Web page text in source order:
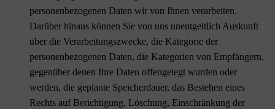
personenbezogenen Daten wir von Ihnen verarbeiten.
Darüber hinaus können Sie von uns unentgeltlich Auskunft
über die Verarbeitungszwecke, die Kategorie der
personenbezogenen Daten, die Kategorien von Empfängern,
gegenüber denen Ihre Daten offengelegt wurden oder
werden, die geplante Speicherdauer, das Bestehen eines
Rechts auf Berichtigung, Löschung, Einschränkung der